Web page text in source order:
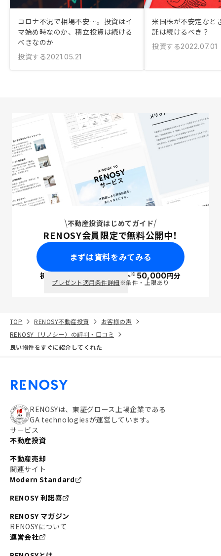
コロナ不況で相場不安…。投資はイ
マ始め時なのか、積立投資は続ける
べきなのか
投資する2021.05.21
米国株が不安定なと
託は続けるべき？
投資する2022.07.01
不動産投資はじめてガイド
RENOSY会員限定で無料公開中！
まずは資料をみてみる
初回面談で ポイント※50,000円分
プレゼント適用条件詳細※条件・上限あり
TOP RENOSY不動産投資
お客様の声
RENOSY（リノシー）の評判・口コミ
良い物件をすぐに紹介してくれた
RENOSYは、東証グロース上場企業である
GA technologiesが運営しています。
サービス
不動産投資
不動産売却
関連サイト
Modern Standard
RENOSY 利諾喜
RENOSY マガジン
RENOSYについて
運営会社